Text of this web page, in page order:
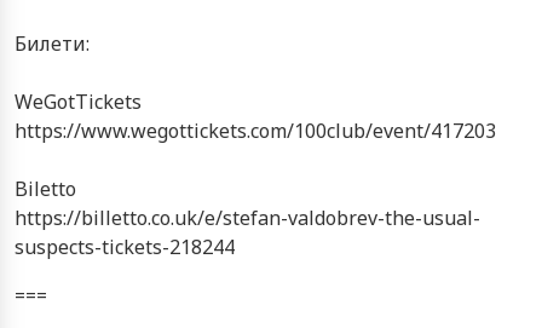
Билети:
WeGotTickets
https://www.wegottickets.com/100club/event/417203
Biletto
https://billetto.co.uk/e/stefan-valdobrev-the-usual-
suspects-tickets-218244
===